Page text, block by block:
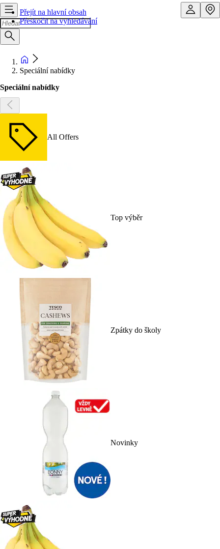
Přejít na hlavní obsah
Přeskočit na vyhledávání
Speciální nabídky
Speciální nabídky
All Offers
Top výběr
Zpátky do školy
Novinky